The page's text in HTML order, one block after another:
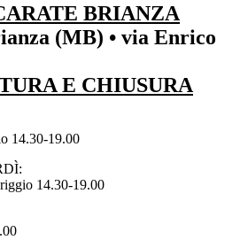
BRIANZA
(MB) • via Enrico
E CHIUSURA
14.30-19.00
14.30-19.00